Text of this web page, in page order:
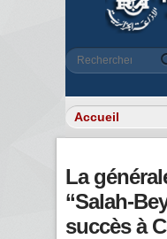
Rechercher
La
‘‘Salah-
succès à